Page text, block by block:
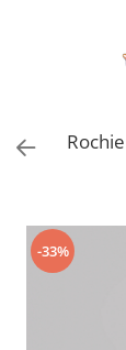
Pijamale
Pijamale Baieti
Pijamale Fetite
Imbracaminte
-33%